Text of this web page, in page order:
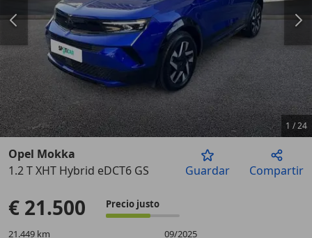
Anterior
1 /24
Opel Mokka
1.2 T XHT Hybrid eDCT6 GS
Guardar Compartir
€ 21.500 Precio justo
21.449 km
09/2025